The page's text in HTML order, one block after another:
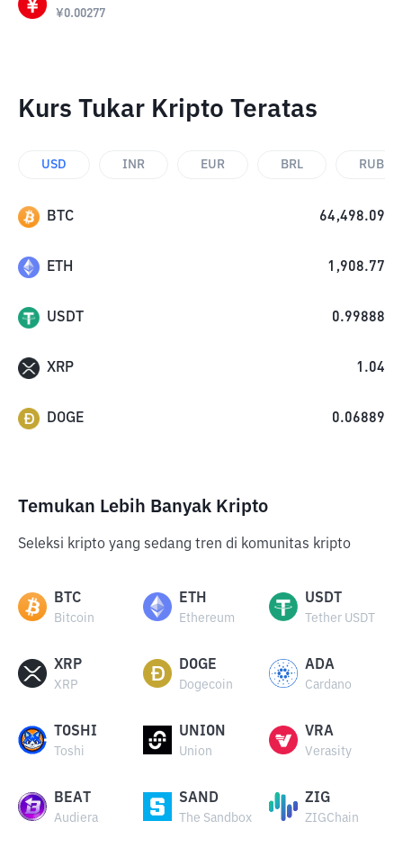
¥0.00277
Kurs Tukar Kripto Teratas
USD INR EUR BRL RUB
BTC 64,498.09
ETH 1,908.77
USDT 0.99888
XRP 1.04
DOGE 0.06889
Temukan Lebih Banyak Kripto
Seleksi kripto yang sedang tren di komunitas kripto
BTC
Bitcoin
ETH
Ethereum
USDT
Tether USDT
XRP
XRP
DOGE
Dogecoin
ADA
Cardano
TOSHI
Toshi
UNION
Union
VRA
Verasity
BEAT
Audiera
SAND
The Sandbox
ZIG
ZIGChain